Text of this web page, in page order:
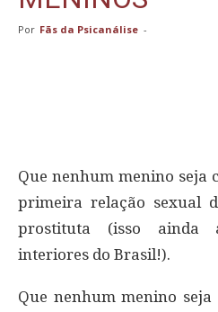
Por Fãs da Psicanálise -
Que nenhum menino seja
primeira relação sexual
prostituta (isso ainda
interiores do Brasil!).
Que nenhum menino